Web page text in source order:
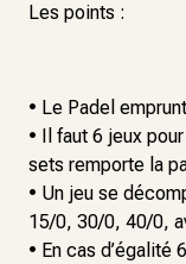
Les points :
• Le Padel
• Il faut 6 jeux
sets remporte la
• Un jeu se
15/0, 30/0, 40/0,
• En cas